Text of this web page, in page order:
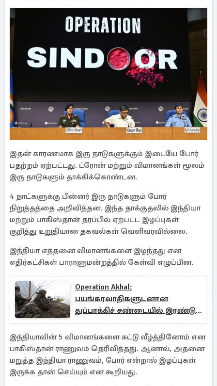
இதன் காரணமாக இரு நாடுகளுக்கும் இடையே போர்
பதற்றம் ஏற்பட்டது. ட்ரோன் மற்றும் விமானங்கள் மூலம்
இரு நாடுகளும் தாக்கிக்கொண்டன.
4 நாட்களுக்கு பின்னர் இரு நாடுகளும் போர்
நிறுத்தத்தை அறிவித்தன. இந்த தாக்குதலில் இந்தியா
மற்றும் பாகிஸ்தான் தரப்பில் ஏற்பட்ட இழப்புகள்
குறித்து உறுதியான தகவல்கள் வெளிவரவில்லை.
இந்தியா எத்தனை விமானங்களை இழந்தது என
எதிர்கட்சிகள் பாராளுமன்றத்தில் கேள்வி எழுப்பின.
Operation Akhal:
பயங்கரவாதிகளுடனான
துப்பாக்கிச் சண்டையில் இரண்டு
ராணுவ வீரர்கள் உயிரிழப்பு
இந்தியாவின் 5 விமானங்களை சுட்டு வீழ்த்தினோம் என
பாகிஸ்தான் ராணுவம் தெரிவித்தது. ஆனால், அதனை
மறுத்த இந்தியா ராணுவம், போர் என்றால் இழப்புகள்
இருக்க தான் செய்யும் என கூறியது.